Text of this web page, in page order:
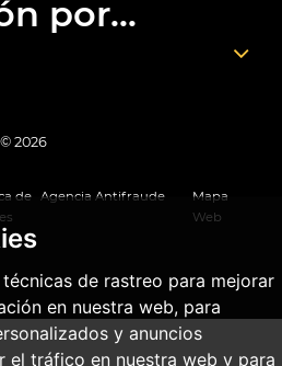
de rastreo para mejorar
en nuestra web, para
y anuncios
el tráfico en nuestra web y para
por...
2026
de Agencia Antifraude
Mapa
Web